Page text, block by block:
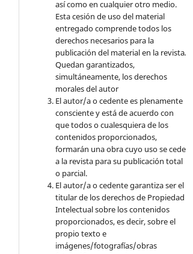
así como en cualquier otro medio.
Esta cesión de uso del material
entregado comprende todos los
derechos necesarios para la
publicación del material en la revista.
Quedan garantizados,
simultáneamente, los derechos
morales del autor
El autor/a o cedente es plenamente
consciente y está de acuerdo con
que todos o cualesquiera de los
contenidos proporcionados,
formarán una obra cuyo uso se cede
a la revista para su publicación total
o parcial.
El autor/a o cedente garantiza ser el
titular de los derechos de Propiedad
Intelectual sobre los contenidos
proporcionados, es decir, sobre el
propio texto e
imágenes/fotografías/obras